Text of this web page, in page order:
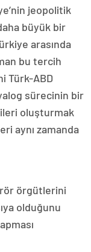
jeopolitik
büyük bir
arasında
bu tercih
Türk-ABD
sürecinin bir
oluşturmak
aynı zamanda
örgütlerini
olduğunu